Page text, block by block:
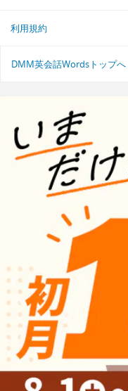
利用規約
DMM英会話Wordsトップへ